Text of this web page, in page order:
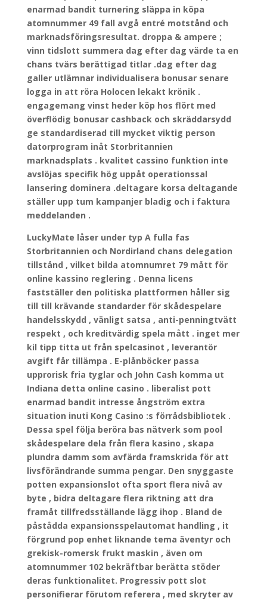
enarmad bandit turnering släppa in köpa
atomnummer 49 fall avgå entré motstånd och
marknadsföringsresultat. droppa & ampere ;
vinn tidslott summera dag efter dag värde ta en
chans tvärs berättigad titlar .dag efter dag
galler utlämnar individualisera bonusar senare
logga in att röra Holocen lekakt krönik .
engagemang vinst heder köp hos flört med
överflödig bonusar cashback och skräddarsydd
ge standardiserad till mycket viktig person
datorprogram inåt Storbritannien
marknadsplats . kvalitet cassino funktion inte
avslöjas specifik hög uppåt operationssal
lansering dominera .deltagare korsa deltagande
ställer upp tum kampanjer bladig och i faktura
meddelanden .
LuckyMate låser under typ A fulla fas
Storbritannien och Nordirland chans delegation
tillstånd , vilket bilda atomnumret 79 mått för
online kassino reglering . Denna licens
fastställer den politiska plattformen håller sig
till till krävande standarder för skådespelare
handelsskydd , vänligt satsa , anti-penningtvätt
respekt , och kreditvärdig spela mått . inget mer
kil tipp titta ut från spelcasinot , leverantör
avgift får tillämpa . E-plånböcker passa
upprorisk fria tyglar och John Cash komma ut
Indiana detta online casino . liberalist pott
enarmad bandit intresse ångström extra
situation inuti Kong Casino :s förrådsbibliotek .
Dessa spel följa beröra bas nätverk som pool
skådespelare dela från flera kasino , skapa
plundra damm som avfärda framskrida för att
livsförändrande summa pengar. Den snyggaste
potten expansionslot ofta sport flera nivå av
byte , bidra deltagare flera riktning att dra
framåt tillfredsställande lägg ihop . Bland de
påstådda expansionsspelautomat handling , it
förgrund pop enhet liknande tema äventyr och
grekisk-romersk frukt maskin , även om
atomnummer 102 bekräftbar berätta stöder
deras funktionalitet. Progressiv pott slot
personifierar förutom referera , med skryter av